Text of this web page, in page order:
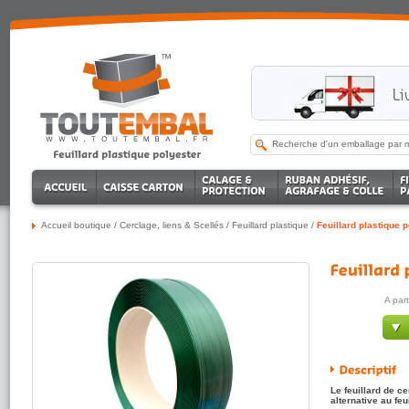
Accueil boutique / Cerclage, liens & Scellés / Feuillard plastique / Feuillard plastique
A
Le feuillard de
alternative au